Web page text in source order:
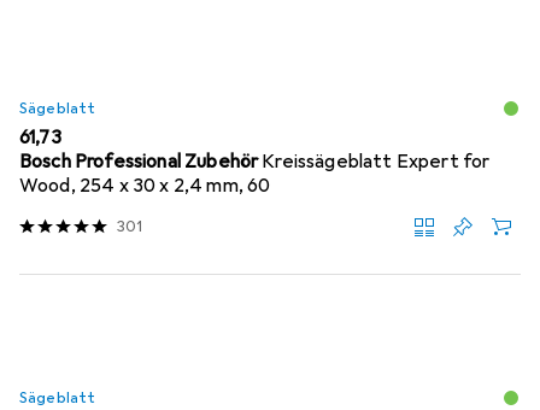
Sägeblatt
EUR
61,73
Bosch Professional ZubehörKreissägeblatt Expert for
Wood, 254 x 30 x 2,4 mm, 60
301
Sägeblatt